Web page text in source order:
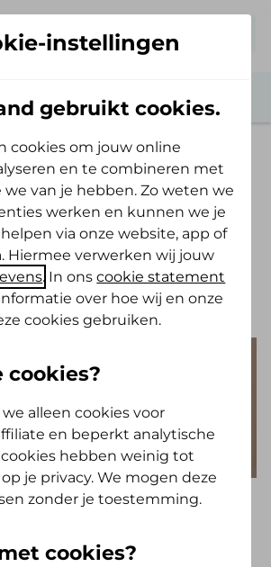
organisaties en
informatie of
voor en over mantelzorg
of klacht over (mantel)zorg of
instellingen
gebruikt cookies.
cookies om jouw online
en te combineren met
van je hebben. Zo weten we
werken en kunnen we je
via onze website, app of
Hiermee verwerken wij jouw
. In onscookie statement
over hoe wij en onze
cookies gebruiken.
cookies?
alleen cookies voor
en beperkt analytische
hebben weinig tot
je privacy. We mogen deze
zonder je toestemming.
cookies?